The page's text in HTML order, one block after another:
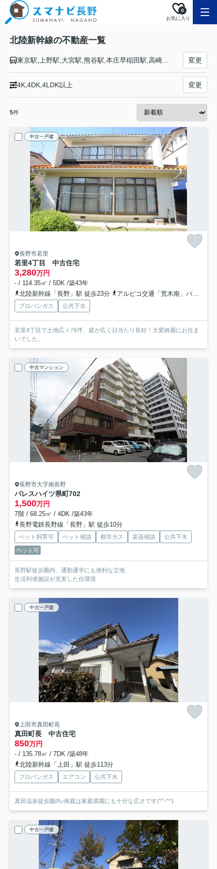
お気に入り
0
北陸新幹線の不動産一覧
変更
4K,4DK,4LDK以上 変更
5件
中古一戸建
長野市若里
若里4丁目 中古住宅
3,280万円
- / 114.35㎡ / 5DK /築43年
北陸新幹線「長野」駅 徒歩23分
アルピコ交通「荒木南」バス停下車 徒歩4分
プロパンガス 公共下水
若里4丁目で土地広々76坪、庭が広く日当たり良好！大変綺麗にお住ま
いでした。
中古マンション
長野市大字南長野
パレスハイツ県町702
1,500万円
7階 / 68.25㎡ / 4DK /築43年
長野電鉄長野線「長野」駅 徒歩10分
ペット飼育可 ペット相談 都市ガス 楽器相談
公共下水
ペット可
長野駅徒歩圏内、通勤通学にも便利な立地
生活利便施設が充実した住環境
中古一戸建
上田市真田町長
真田町長 中古住宅
850万円
- / 135.78㎡ / 7DK /築48年
北陸新幹線「上田」駅 徒歩113分
プロパンガス エアコン 公共下水
真田温泉徒歩圏内♪南庭は家庭菜園にも十分な広さです(*^-^*)
中古一戸建